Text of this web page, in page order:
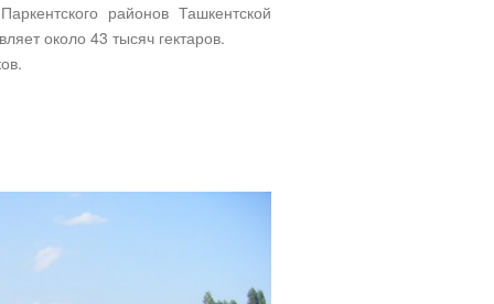
районов Ташкентской
около 43 тысяч гектаров.